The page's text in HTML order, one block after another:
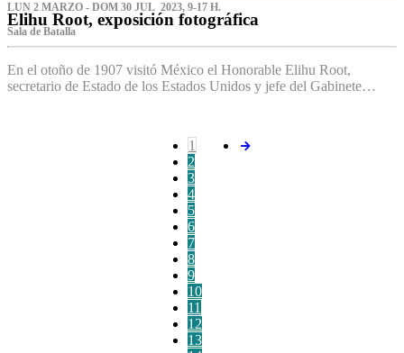
LUN 2 MARZO - DOM 30 JUL 2023, 9-17 H.
Elihu Root, exposición fotográfica
Sala de Batalla
En el otoño de 1907 visitó México el Honorable Elihu Root,
secretario de Estado de los Estados Unidos y jefe del Gabinete…
1
2
3
4
5
6
7
8
9
10
11
12
13